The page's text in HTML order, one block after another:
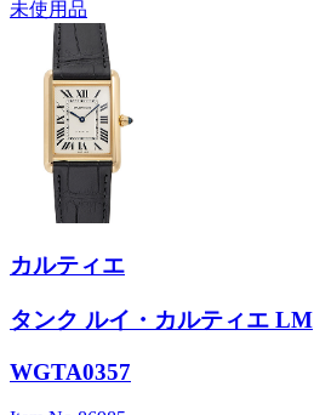
未使用品
カルティエ
タンク ルイ・カルティエ LM
WGTA0357